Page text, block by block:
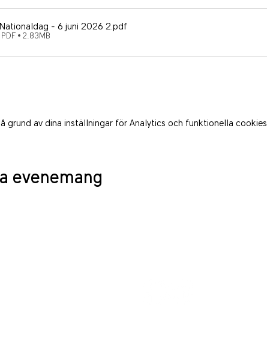
- 6 juni 2026 2.pdf
• 2.83MB
grund av dina inställningar för Analytics och funktionella cookies.
evenemang